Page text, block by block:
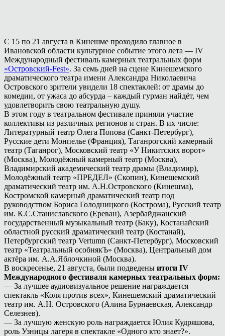
С 15 по 21 августа в Кинешме проходило главное в
Ивановской области культурное событие этого лета — IV
Международный фестиваль камерных театральных форм
«Островский-Fest». За семь дней на сцене Кинешемского
драматического театра имени Александра Николаевича
Островского зрители увидели 18 спектаклей: от драмы до
комедии, от ужаса до абсурда – каждый гурман найдёт, чем
удовлетворить свою театральную душу.
В этом году в театральном фестивале приняли участие
коллективы из различных регионов и стран. В их числе:
Литературный театр Олега Попова (Санкт-Петербург),
Русские дети Монпелье (Франция), Таганрогский камерный
театр (Таганрог), Московский театр «У Никитских ворот»
(Москва), Молодёжный камерный театр (Москва),
Владимирский академический театр драмы (Владимир),
Молодёжный театр «ПРЕДЕЛ» (Скопин), Кинешемский
драматический театр им. А.Н.Островского (Кинешма),
Костромской камерный драматический театр под
руководством Бориса Голодницкого (Кострома), Русский театр
им. К.С.Станиславского (Ереван), Азербайджанский
государственный музыкальный театр (Баку), Костанайский
областной русский драматический театр (Костанай),
Петербургский театр Vertumn (Санкт-Петербург), Московский
театр «Театральный особнякЪ» (Москва), Центральный дом
актёра им. А.А.Яблочкиной (Москва).
В воскресенье, 21 августа, были подведены итоги IV
Международного фестиваля камерных театральных форм:
— За лучшее аудиовизуальное решение награждается
спектакль «Коля против всех», Кинешемский драматический
театр им. А.Н. Островского (Алина Бурнаевская, Александр
Селезнев).
— За лучшую женскую роль награждается Юлия Кудряшова,
роль Узницы лагеря в спектакле «Одного кто знает?».